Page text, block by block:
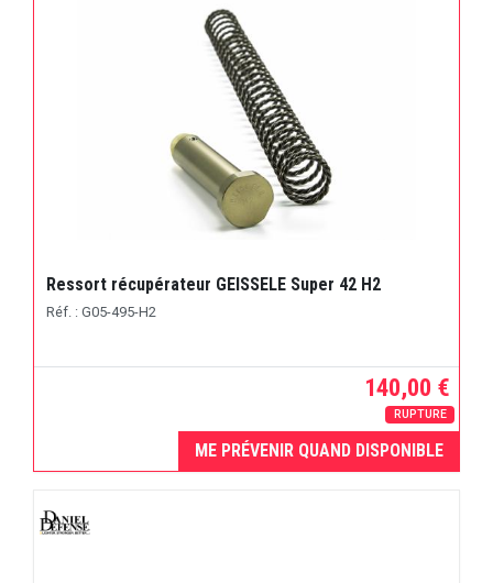
Ressort récupérateur GEISSELE Super 42 H2
Réf. : G05-495-H2
140,00 €
RUPTURE
ME PRÉVENIR QUAND DISPONIBLE